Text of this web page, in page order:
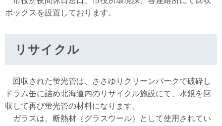
ボックスを設置しております。
リサイクル
回収された蛍光管は、ささゆりクリーンパークで破砕し
ドラム缶に詰め北海道内のリサイクル施設にて、水銀を回
収して再び蛍光管の材料になります。
ガラスは、断熱材（グラスウール）として使用されてい